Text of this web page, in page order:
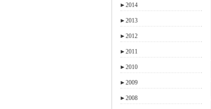
►2014
►2013
►2012
►2011
►2010
►2009
►2008